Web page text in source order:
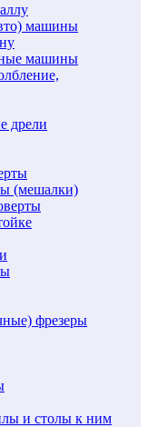
машины
машины
дрели
(мешалки)
фрезеры
и столы к ним